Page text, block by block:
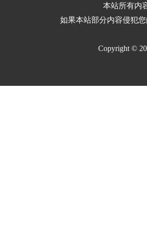
本站所有内
如果本站部分内容侵犯
Copyright ©